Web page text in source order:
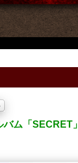
バム「